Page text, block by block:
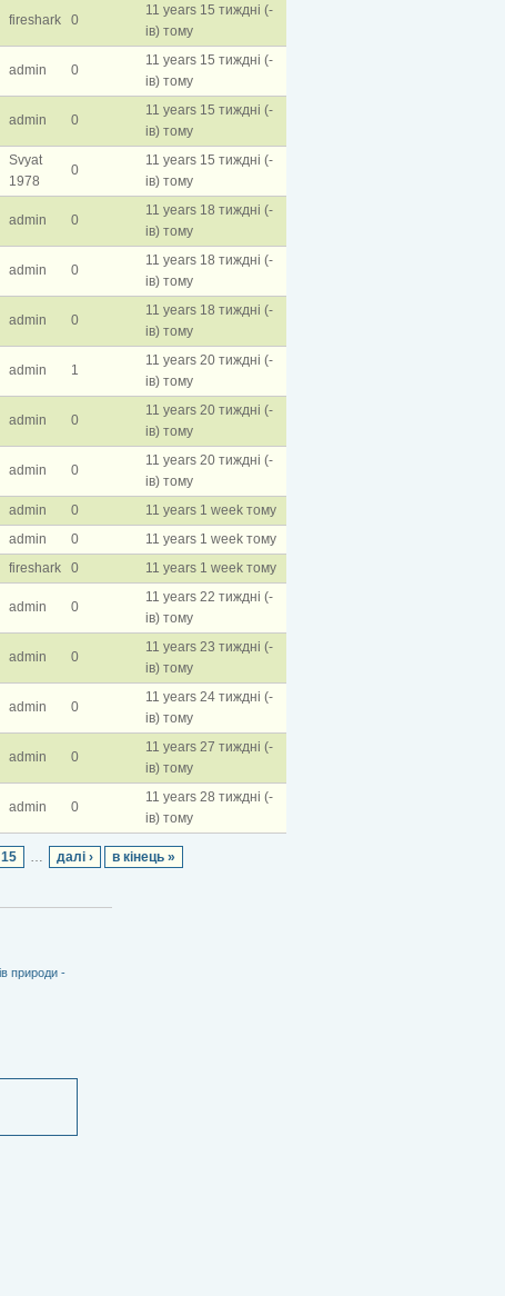
fireshark 0
11 years 15 тиждні (-
ів) тому
admin 0
11 years 15 тиждні (-
ів) тому
admin 0
11 years 15 тиждні (-
ів) тому
Svyat
1978
0
11 years 15 тиждні (-
ів) тому
admin 0
11 years 18 тиждні (-
ів) тому
admin 0
11 years 18 тиждні (-
ів) тому
admin 0
11 years 18 тиждні (-
ів) тому
admin 1
11 years 20 тиждні (-
ів) тому
admin 0
11 years 20 тиждні (-
ів) тому
admin 0
11 years 20 тиждні (-
ів) тому
admin 0
11 years 1 week тому
admin 0
11 years 1 week тому
fireshark 0 11 years 1 week тому
admin 0
11 years 22 тиждні (-
ів) тому
admin 0
11 years 23 тиждні (-
ів) тому
admin 0
11 years 24 тиждні (-
ів) тому
admin 0
11 years 27 тиждні (-
ів) тому
admin 0
11 years 28 тиждні (-
ів) тому
15 … далі › в кінець »